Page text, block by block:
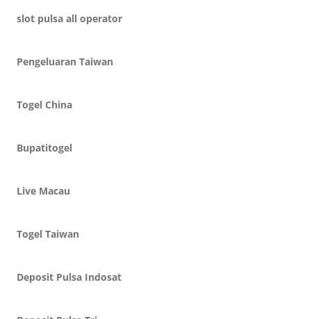
slot pulsa all operator
Pengeluaran Taiwan
Togel China
Bupatitogel
Live Macau
Togel Taiwan
Deposit Pulsa Indosat